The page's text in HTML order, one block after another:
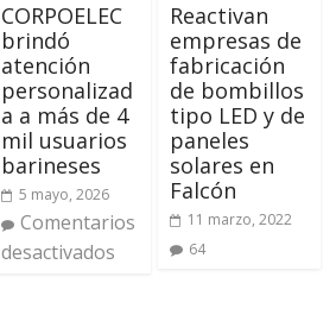
CORPOELEC
brindó
atención
personalizad
a a más de 4
mil usuarios
barineses
5 mayo, 2026
Comentarios
desactivados
Reactivan
empresas de
fabricación
de bombillos
tipo LED y de
paneles
solares en
Falcón
11 marzo, 2022
64